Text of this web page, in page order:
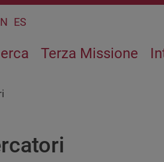
ES
Terza Missione